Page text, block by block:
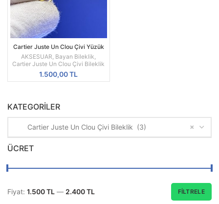
KATEGORILER
×
Cartier Juste Un Clou Çivi Bileklik (3)
ÜCRET
En
En
FILTRELE
Fiyat: 1.500 TL — 2.400 TL
Cartier Juste Un Clou Çivi Yüzük
Taşlı Gold Silver Kadın
AKSESUAR Bayan Bileklik
Cartier Juste Un Clou Çivi Bileklik
1.500,00TL